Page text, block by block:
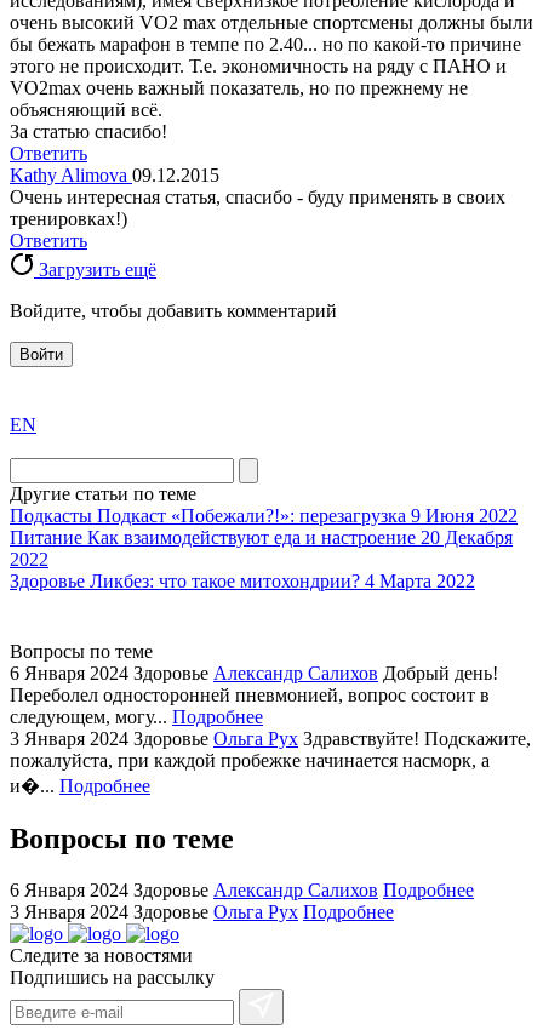
очень высокий VO2 max отдельные спортсмены должны были
бы бежать марафон в темпе по 2.40... но по какой-то причине
этого не происходит. Т.е. экономичность на ряду с ПАНО и
VO2max очень важный показатель, но по прежнему не
объясняющий всё.
За статью спасибо!
Ответить
Kathy Alimova 09.12.2015
Очень интересная статья, спасибо - буду применять в своих
тренировках!)
Ответить
Загрузить ещё
Войдите, чтобы добавить комментарий
Войти
the
division
agent
watch
replica
showcases
substantial
swiss
replica
bvlgari
watches
+maserati
online
for
cheap
sale.
https://ylfactoryrolex.com/
hilarity
exceptional
method.
www.yvessaintlaurent.to
with
EN
Другие статьи по теме
Подкасты Подкаст «Побежали?!»: перезагрузка 9 Июня 2022
Питание Как взаимодействуют еда и настроение 20 Декабря
2022
Здоровье Ликбез: что такое митохондрии? 4 Марта 2022
Вопросы по теме
6 Января 2024 Здоровье Александр Салихов Добрый день!
Переболел односторонней пневмонией, вопрос состоит в
следующем, могу... Подробнее
3 Января 2024 Здоровье Ольга Рух Здравствуйте! Подскажите,
пожалуйста, при каждой пробежке начинается насморк, а
и�... Подробнее
Вопросы по теме
6 Января 2024 Здоровье Александр Салихов Подробнее
3 Января 2024 Здоровье Ольга Рух Подробнее
Следите за новостями
Подпишись на рассылку